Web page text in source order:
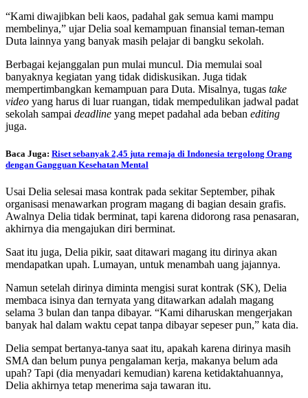
“Kami diwajibkan beli kaos, padahal gak semua kami mampu
membelinya,” ujar Delia soal kemampuan finansial teman-teman
Duta lainnya yang banyak masih pelajar di bangku sekolah.
Berbagai kejanggalan pun mulai muncul. Dia memulai soal
banyaknya kegiatan yang tidak didiskusikan. Juga tidak
mempertimbangkan kemampuan para Duta. Misalnya, tugas take
video yang harus di luar ruangan, tidak mempedulikan jadwal padat
sekolah sampai deadline yang mepet padahal ada beban editing
juga.
Baca Juga: Riset sebanyak 2,45 juta remaja di Indonesia tergolong Orang
dengan Gangguan Kesehatan Mental
Usai Delia selesai masa kontrak pada sekitar September, pihak
organisasi menawarkan program magang di bagian desain grafis.
Awalnya Delia tidak berminat, tapi karena didorong rasa penasaran,
akhirnya dia mengajukan diri berminat.
Saat itu juga, Delia pikir, saat ditawari magang itu dirinya akan
mendapatkan upah. Lumayan, untuk menambah uang jajannya.
Namun setelah dirinya diminta mengisi surat kontrak (SK), Delia
membaca isinya dan ternyata yang ditawarkan adalah magang
selama 3 bulan dan tanpa dibayar. “Kami diharuskan mengerjakan
banyak hal dalam waktu cepat tanpa dibayar sepeser pun,” kata dia.
Delia sempat bertanya-tanya saat itu, apakah karena dirinya masih
SMA dan belum punya pengalaman kerja, makanya belum ada
upah? Tapi (dia menyadari kemudian) karena ketidaktahuannya,
Delia akhirnya tetap menerima saja tawaran itu.